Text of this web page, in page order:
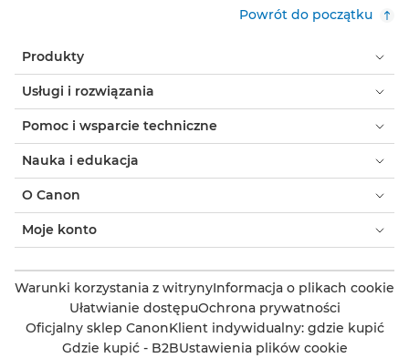
Powrót do początku
Produkty
Usługi i rozwiązania
Pomoc i wsparcie techniczne
Nauka i edukacja
O Canon
Moje konto
Warunki korzystania z witrynyInformacja o plikach cookie
Ułatwianie dostępuOchrona prywatności
Oficjalny sklep CanonKlient indywidualny: gdzie kupić
Gdzie kupić - B2BUstawienia plików cookie